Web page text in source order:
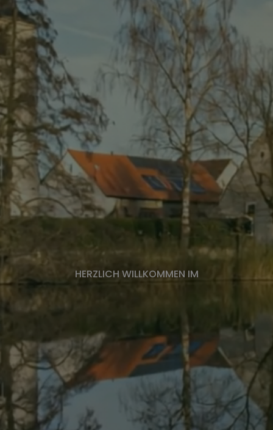
HERZLICH WILLKOMMEN IM